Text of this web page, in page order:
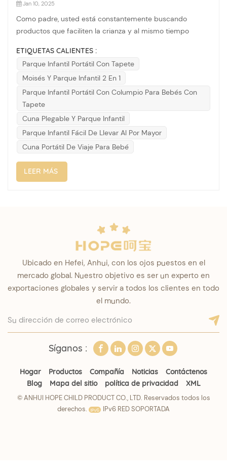
Jan 10, 2025
Como padre, usted está constantemente buscando
productos que faciliten la crianza y al mismo tiempo
estamos emocionados de presentarles el CY100D 2 en 1
cuna de bebe, una solución versátil que cumple todos los
requisitos.Esta no es una cuna cual...
ETIQUETAS CALIENTES :
Parque Infantil Portátil Con Tapete
Moisés Y Parque Infantil 2 En 1
Parque Infantil Portátil Con Columpio Para Bebés Con
Tapete
Cuna Plegable Y Parque Infantil
Parque Infantil Fácil De Llevar Al Por Mayor
Cuna Portátil De Viaje Para Bebé
LEER MÁS
Ubicado en Hefei, Anhui, con los ojos puestos en el
mercado global. Nuestro objetivo es ser un experto en
exportaciones globales y servir a todos los clientes en todo
el mundo.
Síganos :
Hogar Productos Compañía Noticias
Contáctenos
Blog
Mapa del sitio política de privacidad XML
© ANHUI HOPE CHILD PRODUCT CO., LTD. Reservados todos los
derechos.
IPv6 RED SOPORTADA